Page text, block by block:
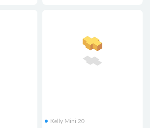
Kelly Mini 20